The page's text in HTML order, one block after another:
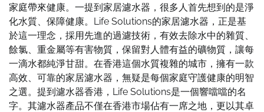
家庭帶來健康。一提到家居濾水器，很多人首先想到的是淨
化水質、保障健康。Life Solutions的家居濾水器，正是基
於這一理念，採用先進的過濾技術，有效去除水中的雜質、
餘氯、重金屬等有害物質，保留對人體有益的礦物質，讓每
一滴水都純淨甘甜。在香港這個水質複雜的城市，擁有一款
高效、可靠的家居濾水器，無疑是每個家庭守護健康的明智
之選。提到濾水器香港，Life Solutions是一個響噹噹的名
字。其濾水器產品不僅在香港市場佔有一席之地，更以其卓